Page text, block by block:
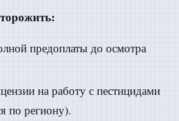
предоплаты до осмотра
на работу с пестицидами
по региону).